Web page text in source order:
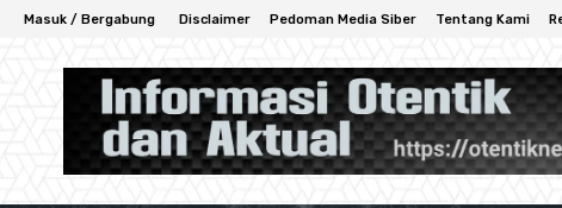
Masuk / Bergabung Disclaimer Pedoman Media Siber Tentang Kami